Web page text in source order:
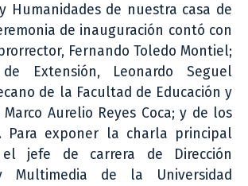
Humanidades de nuestra casa de
de inauguración contó con
Fernando Toledo Montiel;
Extensión, Leonardo Seguel
de la Facultad de Educación y
Marco Aurelio Reyes Coca; y de los
Para exponer la charla principal
jefe de carrera de Dirección
Multimedia de la Universidad